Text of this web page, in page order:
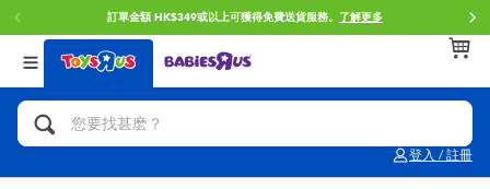
訂單金額 HK$349或以上可獲得免費送貨服務。 了解更多
登入 / 註冊
返回
分類目錄
人氣英雄,角色扮演,射擊玩具
返回
品牌
Brunch Brother 早午餐兄弟
返回
年齢
0~2歳